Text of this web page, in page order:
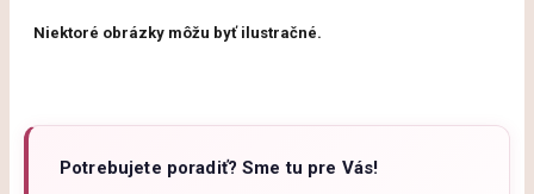
Niektoré obrázky môžu byť ilustračné.
Potrebujete poradiť? Sme tu pre Vás!